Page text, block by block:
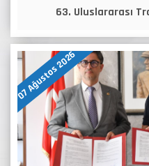
63. Uluslararası
07 Ağustos 2026